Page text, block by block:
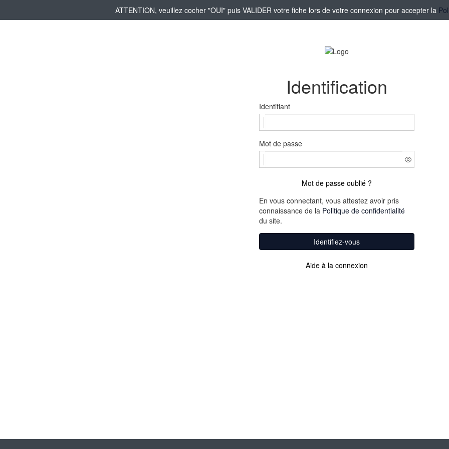
ATTENTION, veuillez cocher "OUI" puis VALIDER votre fiche lors de votre connexion pour accepter la
Identification
Identifiant
Mot de passe
Mot de passe oublié ?
En vous connectant, vous attestez avoir pris
connaissance de la Politique de confidentialité
du site.
Identifiez-vous
Aide à la connexion